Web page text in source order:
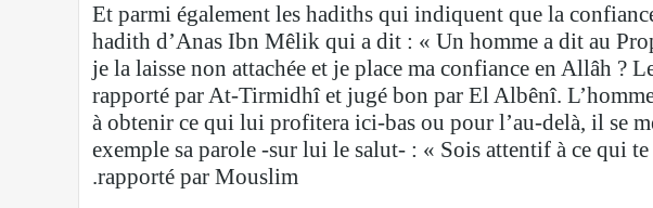
Et parmi également les hadiths qui indiquent que la
hadith d’Anas Ibn Mêlik qui a dit : « Un homme a dit au
je la laisse non attachée et je place ma confiance en Allâh ?
rapporté par At-Tirmidhî et jugé bon par El Albênî.
à obtenir ce qui lui profitera ici-bas ou pour l’au-delà, il se
exemple sa parole -sur lui le salut- : « Sois attentif à ce qui
rapporté par Mouslim.